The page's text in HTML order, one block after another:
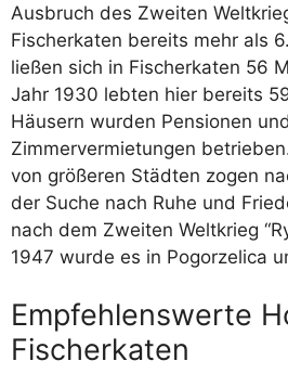
Ausbruch des Zweiten
Fischerkaten bereits mehr als
ließen sich in Fischerkaten 56
Jahr 1930 lebten hier bereits
Häusern wurden Pensionen und
Zimmervermietungen
von größeren Städten zogen
der Suche nach Ruhe und
nach dem Zweiten Weltkrieg
1947 wurde es in Pogorzelica
Empfehlenswerte
Fischerkaten